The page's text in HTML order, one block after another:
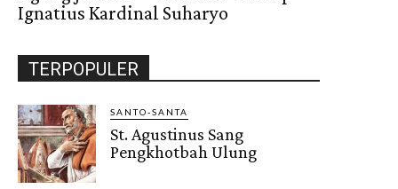
Ignatius Kardinal Suharyo
TERPOPULER
SANTO-SANTA
St. Agustinus Sang
Pengkhotbah Ulung